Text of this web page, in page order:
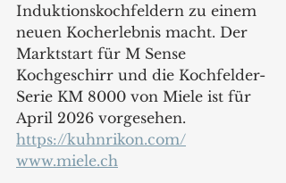
Induktionskochfeldern zu einem
neuen Kocherlebnis macht. Der
Marktstart für M Sense
Kochgeschirr und die Kochfelder-
Serie KM 8000 von Miele ist für
April 2026 vorgesehen.
https://kuhnrikon.com/
www.miele.ch